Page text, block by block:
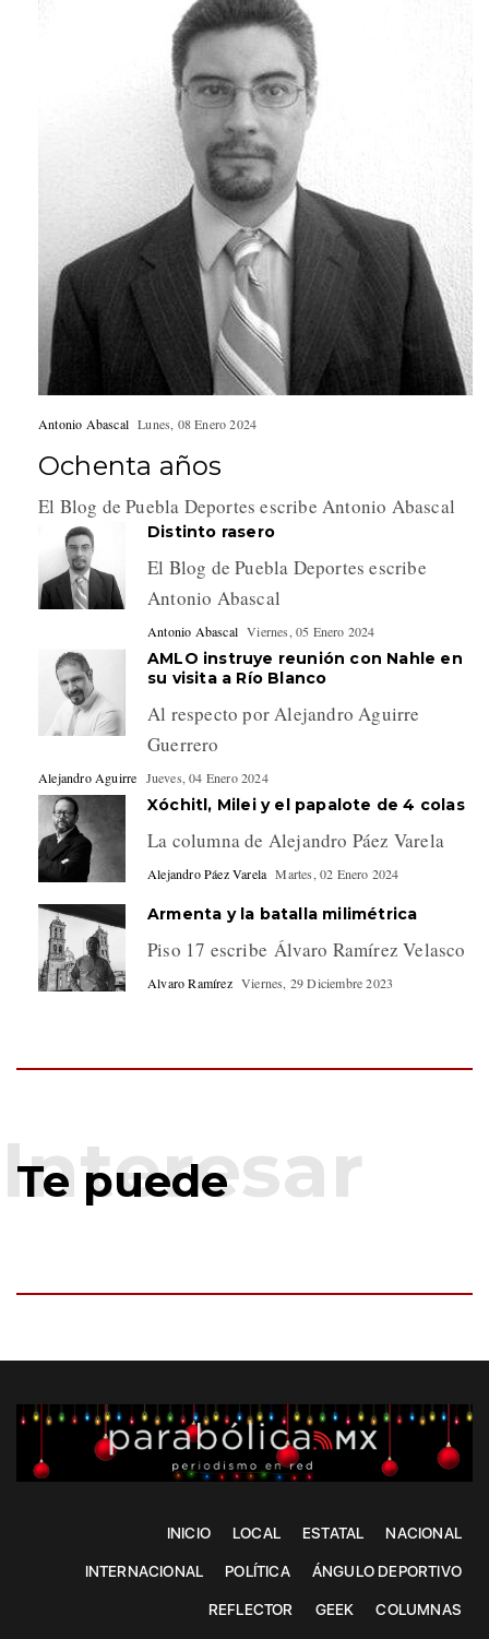
Antonio Abascal Lunes, 08 Enero 2024
Ochenta años
El Blog de Puebla Deportes escribe Antonio Abascal
Distinto rasero
El Blog de Puebla Deportes escribe
Antonio Abascal
Antonio Abascal Viernes, 05 Enero 2024
AMLO instruye reunión con Nahle en
su visita a Río Blanco
Al respecto por Alejandro Aguirre
Guerrero
Alejandro Aguirre Jueves, 04 Enero 2024
Xóchitl, Milei y el papalote de 4 colas
La columna de Alejandro Páez Varela
Alejandro Páez Varela Martes, 02 Enero 2024
Armenta y la batalla milimétrica
Piso 17 escribe Álvaro Ramírez Velasco
Alvaro Ramírez Viernes, 29 Diciembre 2023
Te puede
INICIO LOCAL ESTATAL NACIONAL
INTERNACIONAL POLÍTICA ÁNGULO DEPORTIVO
REFLECTOR GEEK COLUMNAS